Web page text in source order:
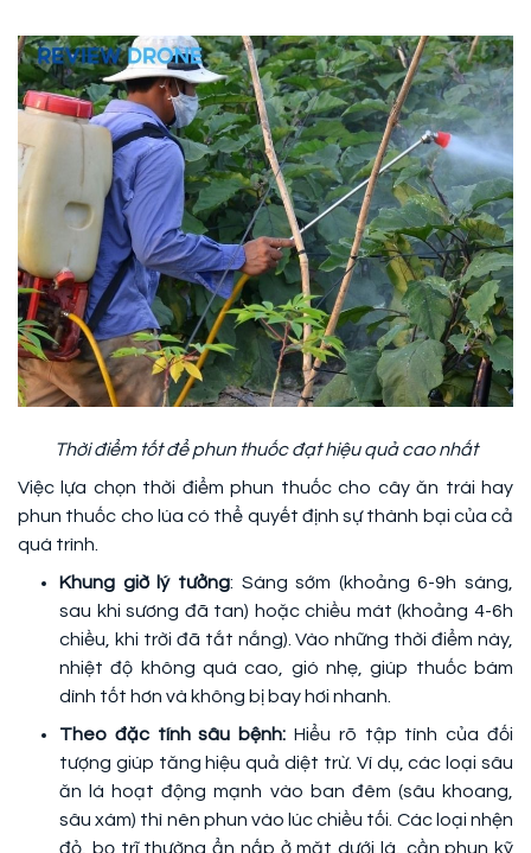
Thời điểm tốt để phun thuốc đạt hiệu quả cao nhất
Việc lựa chọn thời điểm phun thuốc cho cây ăn trái hay
phun thuốc cho lúa có thể quyết định sự thành bại của cả
quá trình.
Khung giờ lý tưởng: Sáng sớm (khoảng 6-9h sáng,
sau khi sương đã tan) hoặc chiều mát (khoảng 4-6h
chiều, khi trời đã tắt nắng). Vào những thời điểm này,
nhiệt độ không quá cao, gió nhẹ, giúp thuốc bám
dính tốt hơn và không bị bay hơi nhanh.
Theo đặc tính sâu bệnh: Hiểu rõ tập tính của đối
tượng giúp tăng hiệu quả diệt trừ. Ví dụ, các loại sâu
ăn lá hoạt động mạnh vào ban đêm (sâu khoang,
sâu xám) thì nên phun vào lúc chiều tối. Các loại nhện
đỏ, bọ trĩ thường ẩn nấp ở mặt dưới lá, cần phun kỹ